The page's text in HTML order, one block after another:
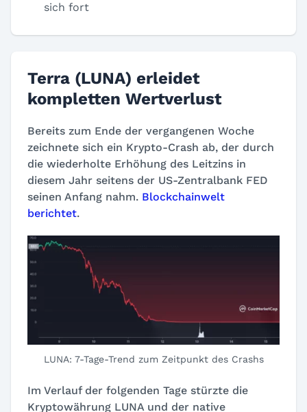
sich fort
Terra (LUNA) erleidet
kompletten Wertverlust
Bereits zum Ende der vergangenen Woche
zeichnete sich ein Krypto-Crash ab, der durch
die wiederholte Erhöhung des Leitzins in
diesem Jahr seitens der US-Zentralbank FED
seinen Anfang nahm. Blockchainwelt
berichtet.
LUNA: 7-Tage-Trend zum Zeitpunkt des Crashs
Im Verlauf der folgenden Tage stürzte die
Kryptowährung LUNA und der native